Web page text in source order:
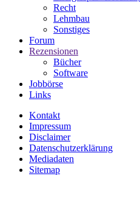
Recht
Lehmbau
Sonstiges
Forum
Rezensionen
Bücher
Software
Jobbörse
Links
Kontakt
Impressum
Disclaimer
Datenschutzerklärung
Mediadaten
Sitemap